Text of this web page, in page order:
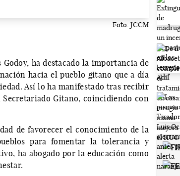
Foto: JCCM
Godoy, ha destacado la importancia de
hacia el pueblo gitano que a día
Así lo ha manifestado tras recibir
Gitano, coincidiendo con
de favorecer el conocimiento de la
para fomentar la tolerancia y
ha abogado por la educación como